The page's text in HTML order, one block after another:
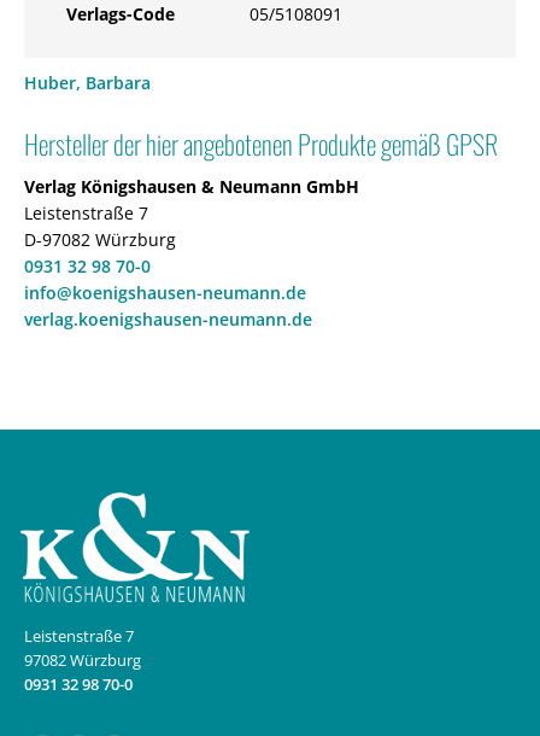
Verlags-Code
05/5108091
Huber, Barbara
Hersteller der hier angebotenen Produkte gemäß GPSR
Verlag Königshausen & Neumann GmbH
Leistenstraße 7
D-97082 Würzburg
0931 32 98 70-0
info@koenigshausen-neumann.de
verlag.koenigshausen-neumann.de
Leistenstraße 7
97082 Würzburg
0931 32 98 70-0